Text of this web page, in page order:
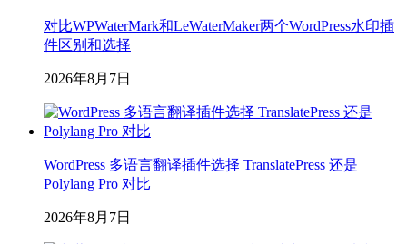
对比WPWaterMark和LeWaterMaker两个WordPress水印插
件区别和选择
2026年8月7日
WordPress 多语言翻译插件选择 TranslatePress 还是
Polylang Pro 对比
2026年8月7日